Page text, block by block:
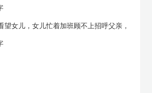
女儿，女儿忙着加班顾不上招呼父亲，